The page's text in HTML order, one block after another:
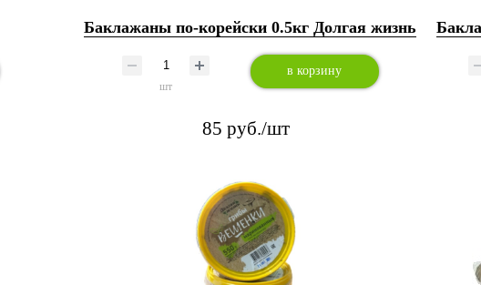
Баклажаны по-корейски 0.5кг Долгая жизнь
шт
в корзину
85 руб./шт